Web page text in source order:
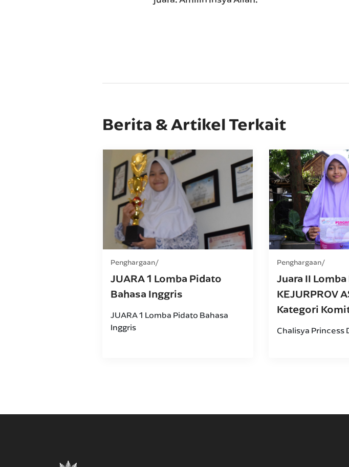
Berita & Artikel Terkait
Penghargaan
JUARA 1 Lomba Pidato
Bahasa Inggris
JUARA 1 Lomba Pidato Bahasa
Inggris
Penghargaan
Juara II Lomba
KEJURPROV
Kategori
Chalisya Princess